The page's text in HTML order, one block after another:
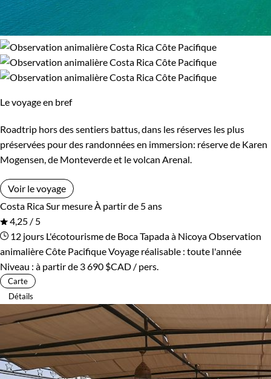
Le voyage en bref
Roadtrip hors des sentiers battus, dans les réserves les plus
préservées pour des randonnées en immersion: réserve de Karen
Mogensen, de Monteverde et le volcan Arenal.
Voir le voyage
Costa Rica Sur mesure À partir de 5 ans
4,25 / 5
12 jours L'écotourisme de Boca Tapada à NicoyaObservation
animalière Côte PacifiqueVoyage réalisable : toute l'année
Niveau : à partir de 3 690 $CAD / pers.
Carte
Détails